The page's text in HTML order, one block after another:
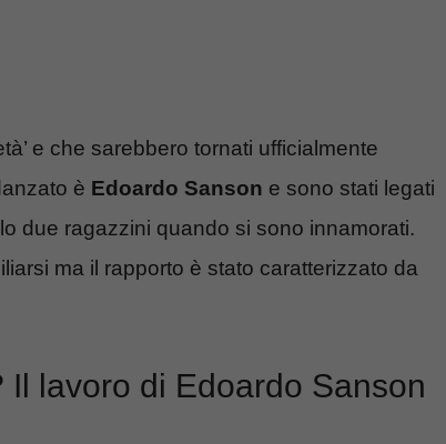
e che sarebbero tornati ufficialmente
è Edoardo Sanson e sono stati legati
due ragazzini quando si sono innamorati.
ma il rapporto è stato caratterizzato da
Il lavoro di Edoardo Sanson